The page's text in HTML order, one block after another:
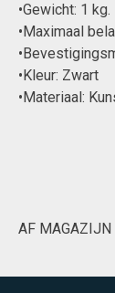
•Gewicht: 1 kg.
•Maximaal
•Kleur: Zwart
•Materiaal:
AF MAGAZIJN